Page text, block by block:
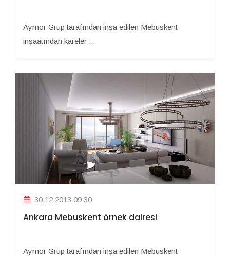
Aymor Grup tarafından inşa edilen Mebuskent
inşaatından kareler ...
30.12.2013 09:30
Ankara Mebuskent örnek dairesi
Aymor Grup tarafından inşa edilen Mebuskent